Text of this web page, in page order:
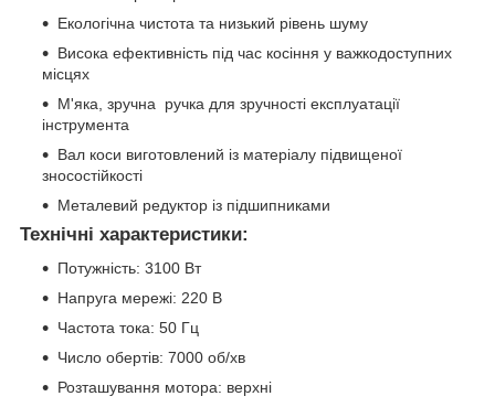
Екологічна чистота та низький рівень шуму
Висока ефективність під час косіння у важкодоступних
місцях
М'яка, зручна ручка для зручності експлуатації
інструмента
Вал коси виготовлений із матеріалу підвищеної
зносостійкості
Металевий редуктор із підшипниками
Технічні характеристики:
Потужність: 3100 Вт
Напруга мережі: 220 В
Частота тока: 50 Гц
Число обертів: 7000 об/хв
Розташування мотора: верхні